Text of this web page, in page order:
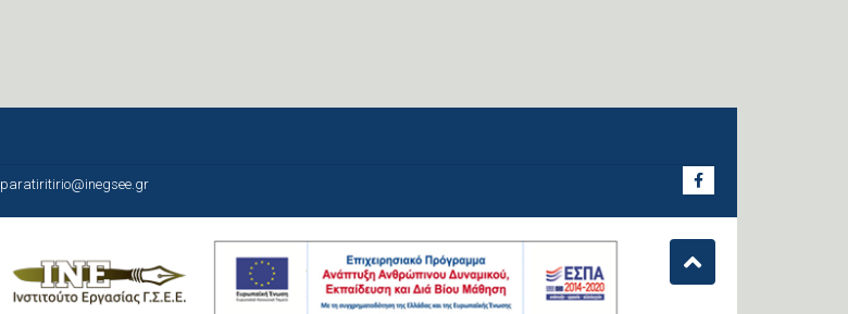
paratiritirio@inegsee.gr